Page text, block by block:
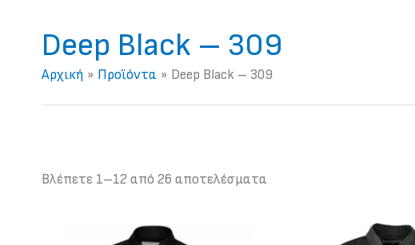
Deep Black – 309
Αρχική Προϊόντα Deep Black – 309
Βλέπετε 1–12 από 26 αποτελέσματα